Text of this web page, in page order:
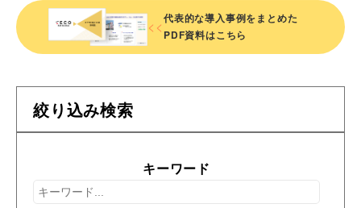
<<代表的な導入事例をまとめた
PDF資料はこちら
絞り込み検索
キーワード